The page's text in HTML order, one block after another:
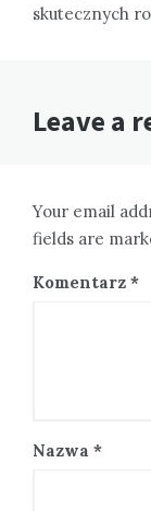
skutecznych
Leave a
Your email
fields are
Komentarz *
Nazwa *